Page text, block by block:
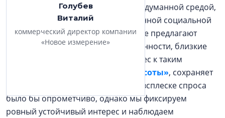
Голубев
Виталий
коммерческий директор компании
«Новое измерение»
метры», а целостный продукт с продуманной средой,
высокой ликвидностью и качественной социальной
инфраструктурой, проекты, которые предлагают
высокий уровень жизни и несут ценности, близкие
им по духу. Именно поэтому интерес к таким
ЖК «Охтинские высоты», сохраняет
стабильную динамику. Говорить о всплеске спроса
было бы опрометчиво, однако мы фиксируем
ровный устойчивый интерес и наблюдаем